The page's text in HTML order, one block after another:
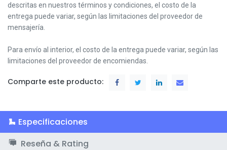
descritas en nuestros términos y condiciones, el costo de la
entrega puede variar, según las limitaciones del proveedor de
mensajería.
Para envío al interior, el costo de la entrega puede variar, según las
limitaciones del proveedor de encomiendas.
Comparte este producto:
Especificaciones
Reseña & Rating